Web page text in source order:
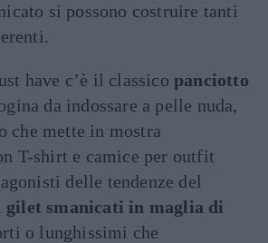
si possono costruire tanti
have c’è il classico panciotto
da indossare a pelle nuda,
che mette in mostra
T-shirt e camice per outfit
delle tendenze del
gilet smanicati in maglia di
o lunghissimi che